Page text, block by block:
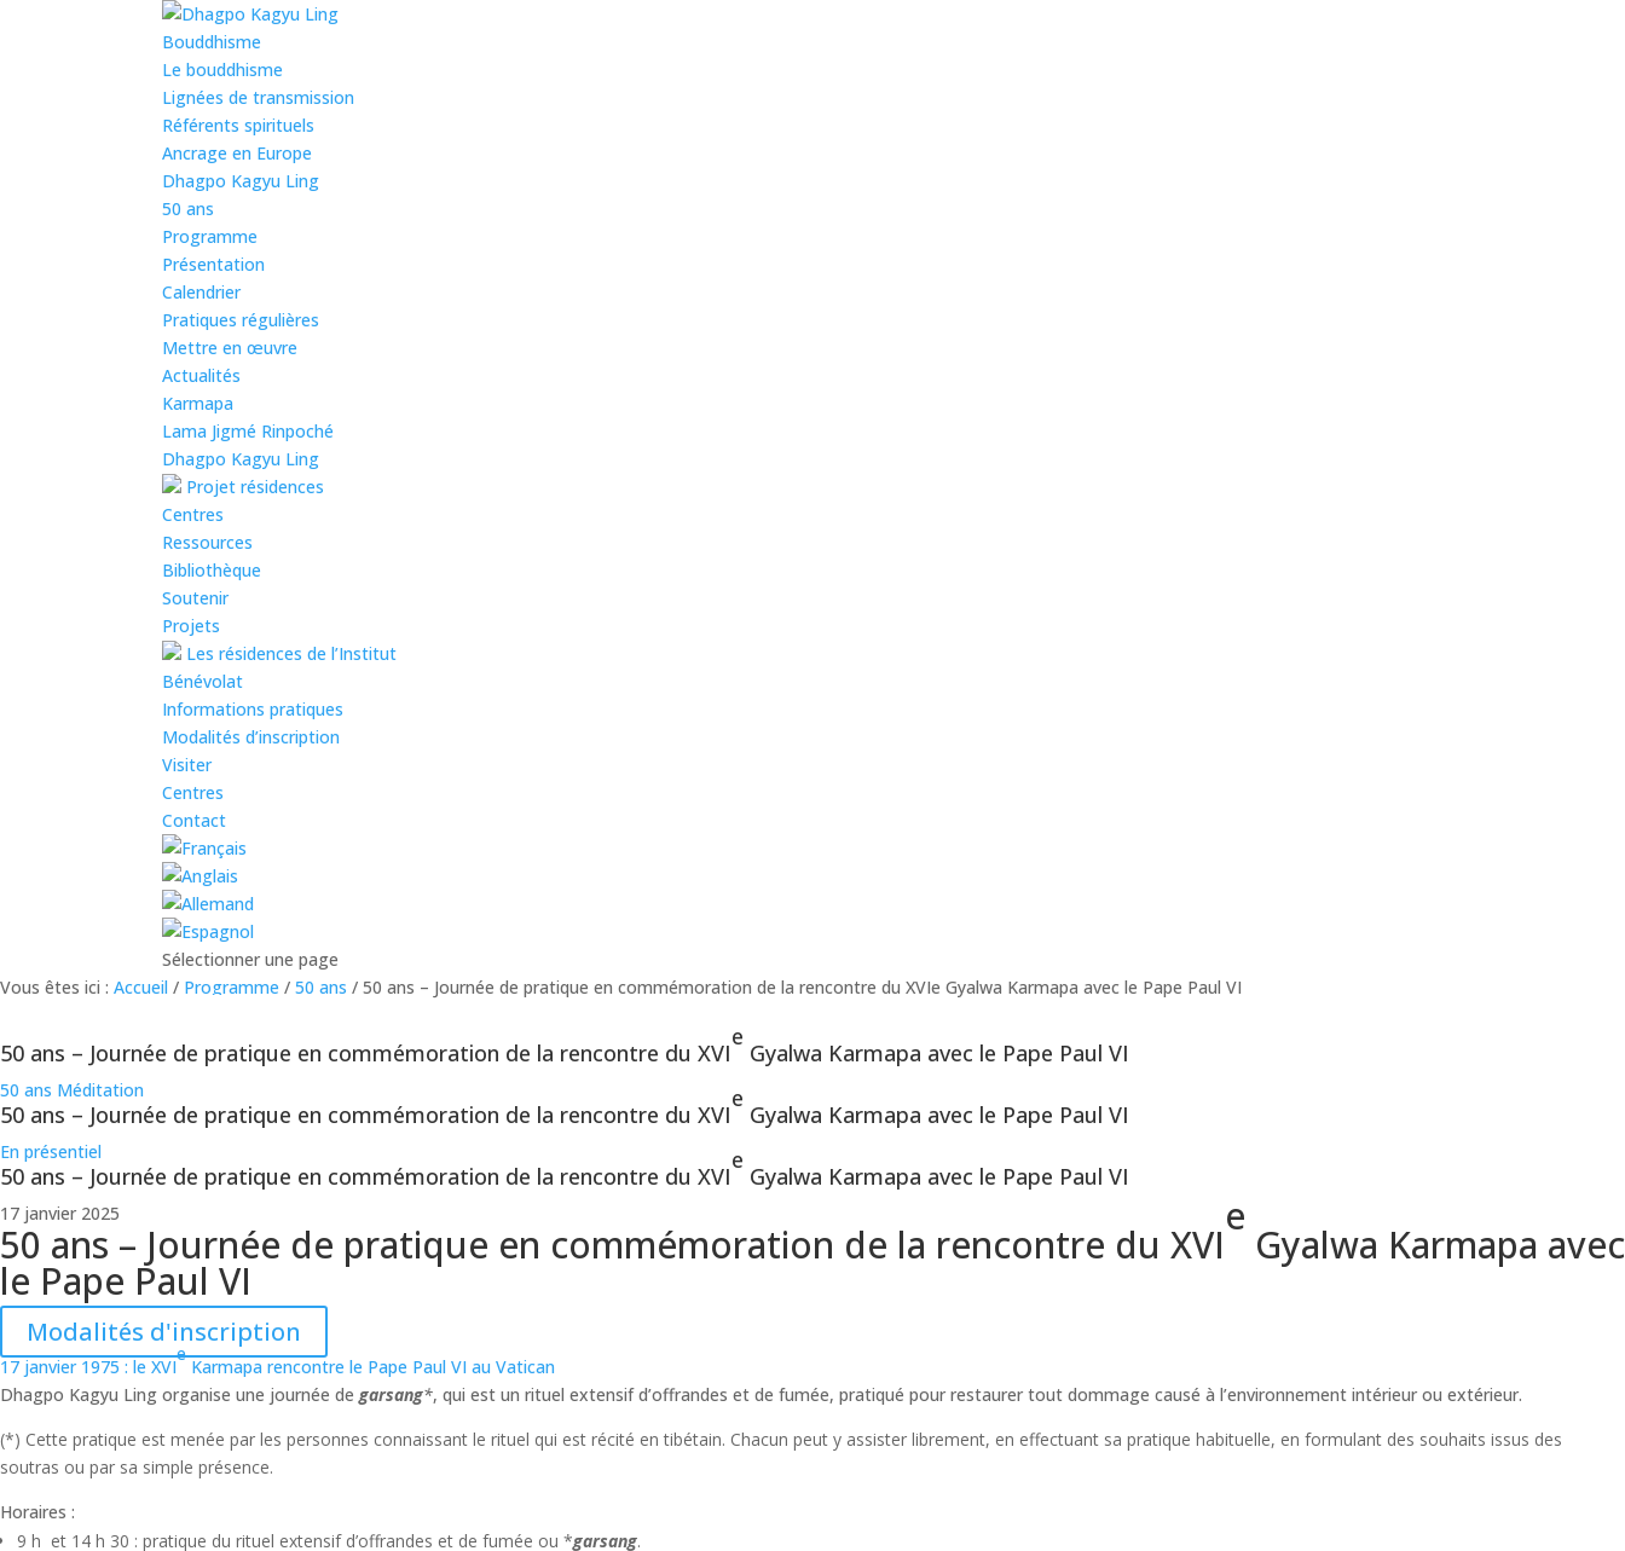
Bouddhisme
Le bouddhisme
Lignées de transmission
Référents spirituels
Ancrage en Europe
Dhagpo Kagyu Ling
50 ans
Programme
Présentation
Calendrier
Pratiques régulières
Mettre en œuvre
Actualités
Karmapa
Lama Jigmé Rinpoché
Dhagpo Kagyu Ling
Projet résidences
Centres
Ressources
Bibliothèque
Soutenir
Projets
Les résidences de l’Institut
Bénévolat
Informations pratiques
Modalités d’inscription
Visiter
Centres
Contact
Sélectionner une page
Vous êtes ici : Accueil / Programme / 50 ans / 50 ans – Journée de pratique en commémoration de la rencontre du XVIe Gyalwa Karmapa avec le Pape Paul VI
50 ans – Journée de pratique en commémoration de la rencontre du XVI
e
Gyalwa Karmapa avec le Pape Paul VI
50 ans Méditation
50 ans – Journée de pratique en commémoration de la rencontre du XVI
e
Gyalwa Karmapa avec le Pape Paul VI
En présentiel
50 ans – Journée de pratique en commémoration de la rencontre du XVI
e
Gyalwa Karmapa avec le Pape Paul VI
17 janvier 2025
50 ans – Journée de pratique en commémoration de la rencontre du XVI
e
Gyalwa Karmapa avec
le Pape Paul VI
Modalités d'inscription
17 janvier 1975 : le XVI
e
Karmapa rencontre le Pape Paul VI au Vatican
Dhagpo Kagyu Ling organise une journée de garsang*, qui est un rituel extensif d’offrandes et de fumée, pratiqué pour restaurer tout dommage causé à l’environnement intérieur ou extérieur.
(*) Cette pratique est menée par les personnes connaissant le rituel qui est récité en tibétain. Chacun peut y assister librement, en effectuant sa pratique habituelle, en formulant des souhaits issus des
soutras ou par sa simple présence.
Horaires :
9 h et 14 h 30 : pratique du rituel extensif d’offrandes et de fumée ou *garsang.